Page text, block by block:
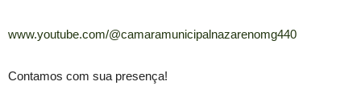
www.youtube.com/@camaramunicipalnazarenomg440
Contamos com sua presença!